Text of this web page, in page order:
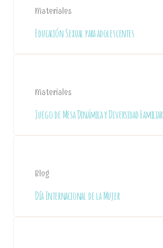
Materiales
Educación Sexual para adolescentes
Materiales
Juego de Mesa Dinámica y Diversidad Familiar
Blog
Día Internacional de la Mujer